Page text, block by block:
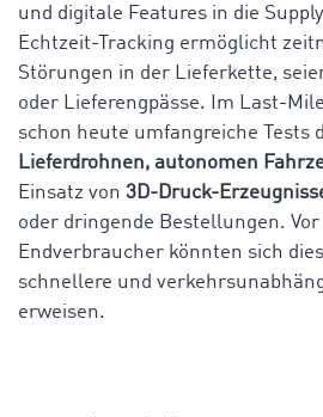
und digitale Features in die
Echtzeit-Tracking ermöglicht
Störungen in der Lieferkette,
oder Lieferengpässe. Im Last-
schon heute umfangreiche Tests
Lieferdrohnen, autonomen
Einsatz von 3D-Druck-
oder dringende Bestellungen.
Endverbraucher könnten sich
schnellere und
erweisen.